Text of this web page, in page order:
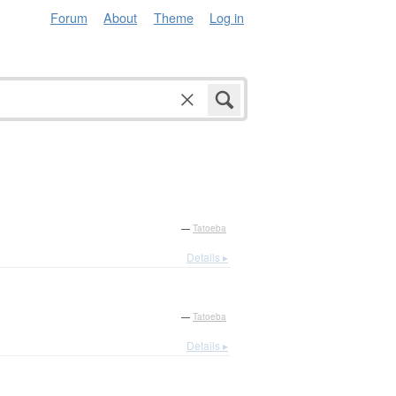
Forum About Theme Log in
— Tatoeba
Details ▸
— Tatoeba
Details ▸